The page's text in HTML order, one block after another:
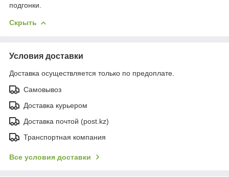
подгонки.
Скрыть
Условия доставки
Доставка осуществляется только по предоплате.
Самовывоз
Доставка курьером
Доставка почтой (post.kz)
Транспортная компания
Все условия доставки